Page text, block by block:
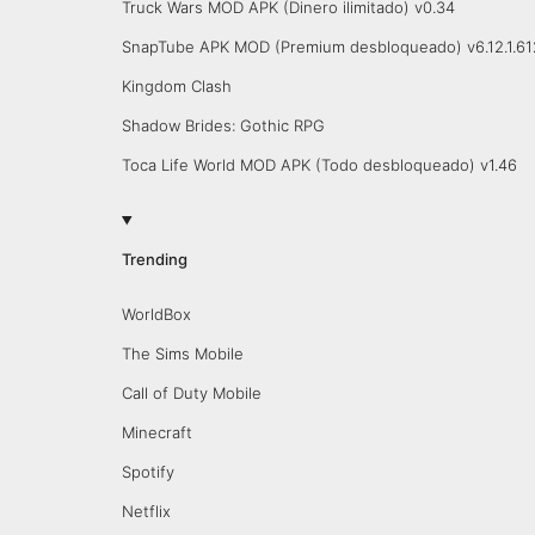
Truck Wars MOD APK (Dinero ilimitado) v0.34
SnapTube APK MOD (Premium desbloqueado)
Kingdom Clash
Shadow Brides: Gothic RPG
Toca Life World MOD APK (Todo desbloqueado) v1.46
Trending
WorldBox
The Sims Mobile
Call of Duty Mobile
Minecraft
Spotify
Netflix